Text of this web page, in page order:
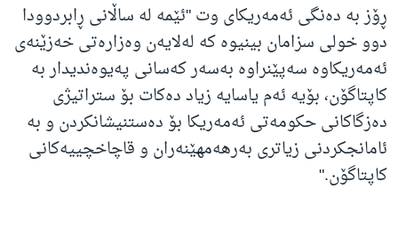
ڕۆز بە دەنگی ئەمەریکای وت "ئێمە لە ساڵانی ڕابردوودا
دوو خولی سزامان بینیوە کە لەلایەن وەزارەتی خەزێنەی
ئەمەریکاوە سەپێنراوە بەسەر کەسانی پەیوەندیدار بە
کاپتاگۆن، بۆیە ئەم یاسایە زیاد دەکات بۆ ستراتیژی
دەزگاکانی حکومەتی ئەمەریکا بۆ دەستنیشانکردن و بە
ئامانجکردنی زیاتری بەرهەمهێنەران و قاچاخچییەکانی
کاپتاگۆن."